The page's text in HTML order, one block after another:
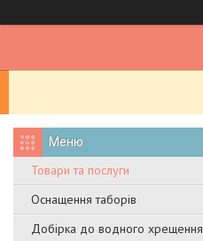
Товари та послуги
Оснащення таборів
Добірка до водного хрещення